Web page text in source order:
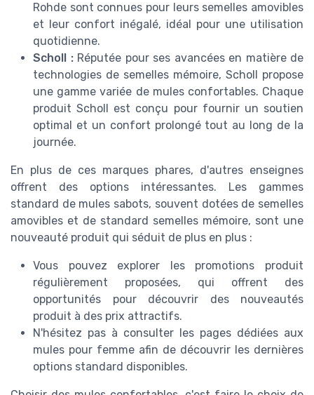
Rohde sont connues pour leurs semelles amovibles
et leur confort inégalé, idéal pour une utilisation
quotidienne.
Scholl :Réputée pour ses avancées en matière de
technologies de semelles mémoire, Scholl propose
une gamme variée de mules confortables. Chaque
produit Scholl est conçu pour fournir un soutien
optimal et un confort prolongé tout au long de la
journée.
En plus de ces marques phares, d'autres enseignes
offrent des options intéressantes. Les gammes
standard de mules sabots, souvent dotées de semelles
amovibles et de standard semelles mémoire, sont une
nouveauté produit qui séduit de plus en plus :
Vous pouvez explorer les promotions produit
régulièrement proposées, qui offrent des
opportunités pour découvrir des nouveautés
produit à des prix attractifs.
N'hésitez pas à consulter les pages dédiées aux
mules pour femme afin de découvrir les dernières
options standard disponibles.